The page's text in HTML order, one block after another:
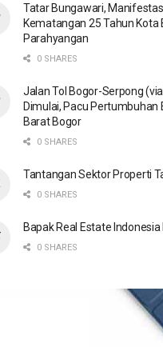
Tatar Bungawari,
Kematangan 25 Tahun Kota
Parahyangan
0 SHARES
Jalan Tol Bogor-Serpong
Dimulai, Pacu Pertumbuhan
Barat Bogor
0 SHARES
Tantangan Sektor Properti
0 SHARES
Bapak Real Estate
0 SHARES